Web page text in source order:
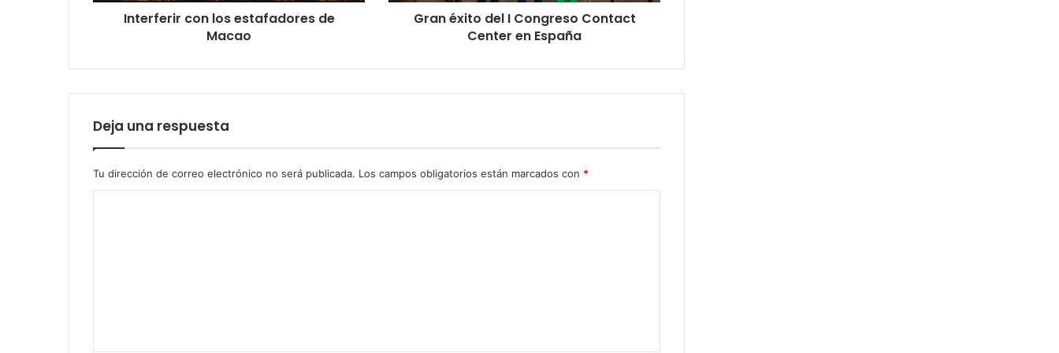
Interferir con los estafadores de
Macao
Gran éxito del I Congreso Contact
Center en España
Deja una respuesta
Tu dirección de correo electrónico no será publicada. Los campos obligatorios están marcados con *